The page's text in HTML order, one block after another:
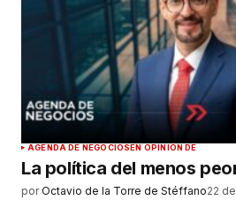
AGENDA DE NEGOCIOS EN OPINIÓN DE
La política del menos
por Octavio de la Torre de Stéffano22